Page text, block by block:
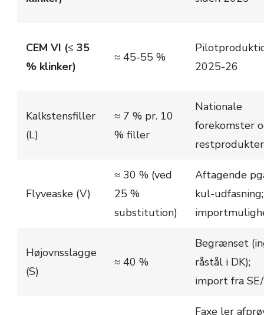
CEM VI (≤ 35
% klinker)
≈ 45-55 %
2025-26
Kalkstensfiller
(L)
≈ 7 % pr. 10
% filler
Nationale
forekomster
restprodukter
Flyveaske (V)
≈ 30 % (ved
25 %
substitution)
Aftagende
kul-udfasning;
Højovnsslagge
(S)
≈ 40 %
Begrænset
råstål i DK);
import fra
Faxe ler